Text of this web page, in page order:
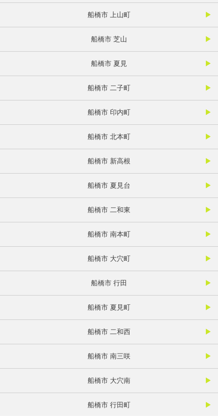
船橋市 上山町
船橋市 芝山
船橋市 夏見
船橋市 二子町
船橋市 印内町
船橋市 北本町
船橋市 新高根
船橋市 夏見台
船橋市 二和東
船橋市 南本町
船橋市 大穴町
船橋市 行田
船橋市 夏見町
船橋市 二和西
船橋市 南三咲
船橋市 大穴南
船橋市 行田町